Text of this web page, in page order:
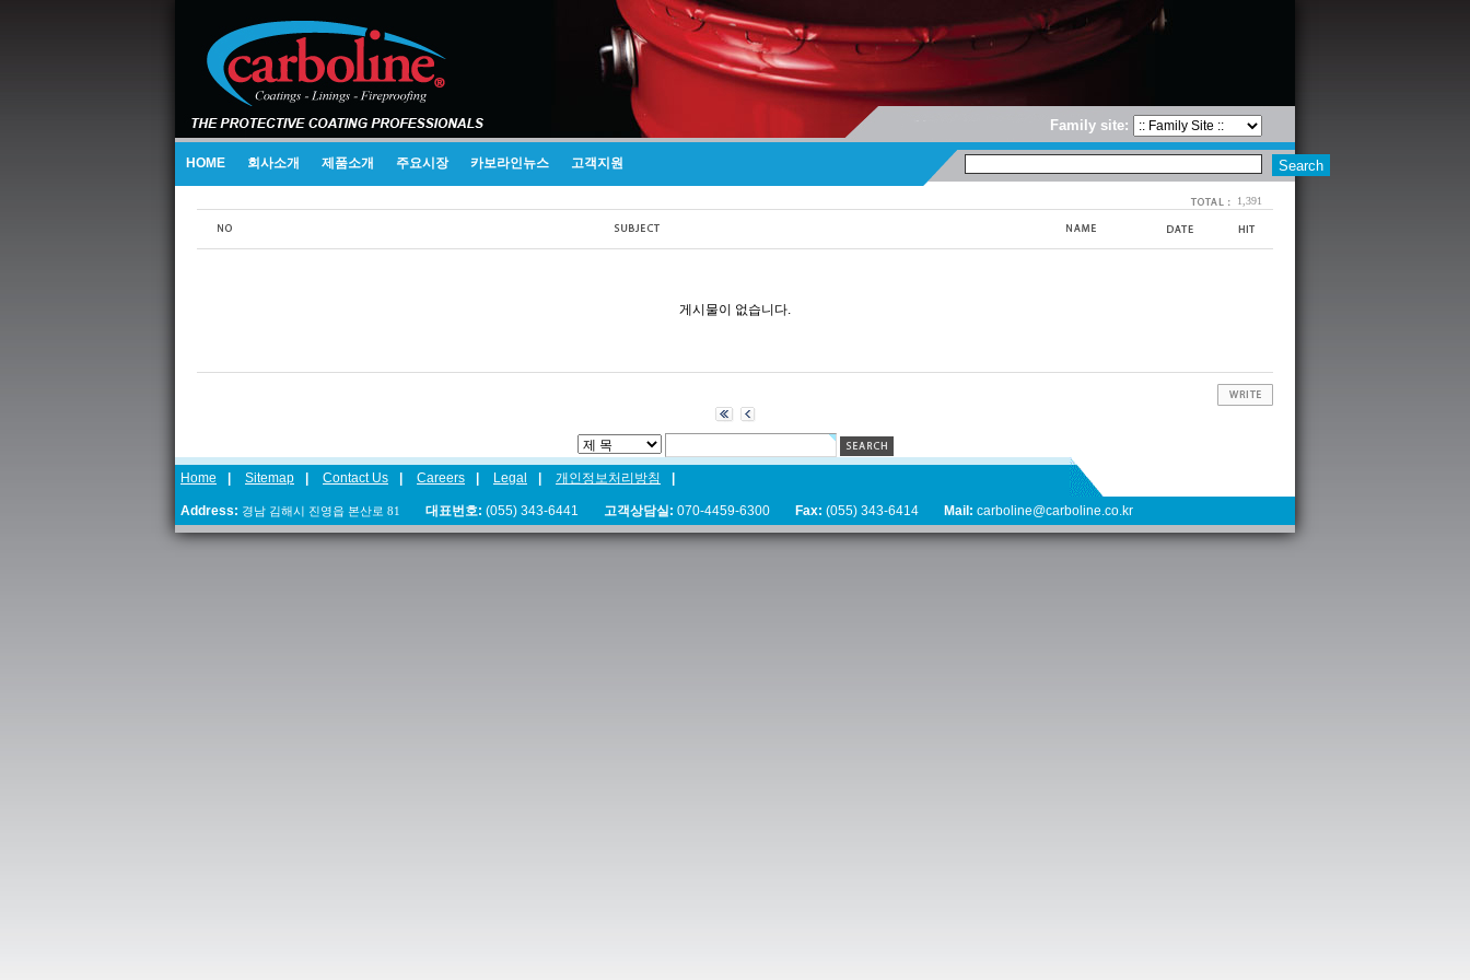
Family site:
HOME 회사소개 제품소개 주요시장 카보라인뉴스 고객지원
1,391
게시물이 없습니다.
Home Sitemap Contact Us Careers Legal 개인정보처리방침
Address: 경남 김해시 진영읍 본산로 81 대표번호: (055) 343-6441 고객상담실: 070-4459-6300 Fax: (055) 343-6414 Mail: carboline@carboline.co.kr